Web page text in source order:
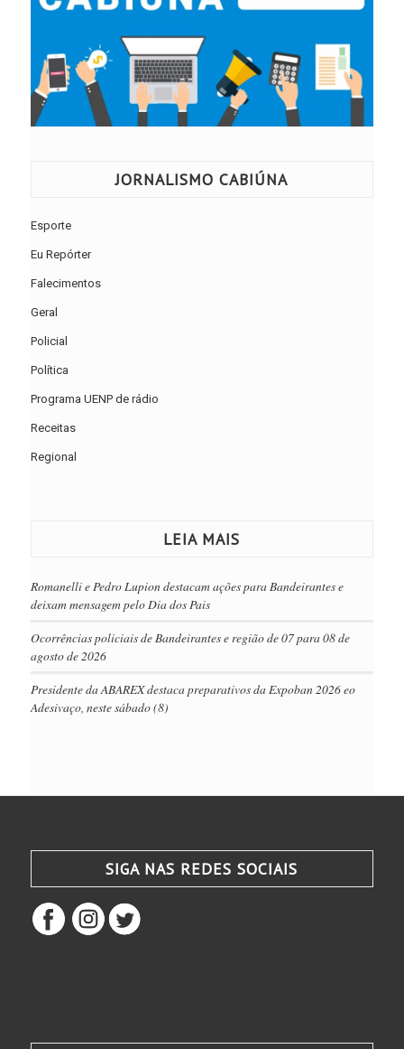
JORNALISMO CABIÚNA
Esporte
Eu Repórter
Falecimentos
Geral
Policial
Política
Programa UENP de rádio
Receitas
Regional
LEIA MAIS
Romanelli e Pedro Lupion destacam ações para Bandeirantes e
deixam mensagem pelo Dia dos Pais
Ocorrências policiais de Bandeirantes e região de 07 para 08 de
agosto de 2026
Presidente da ABAREX destaca preparativos da Expoban 2026 eo
Adesivaço, neste sábado (8)
SIGA NAS REDES SOCIAIS